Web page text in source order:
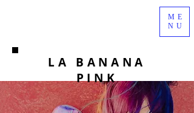
LA BANANA
PINK
ME
NU